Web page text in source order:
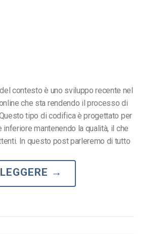
contesto è uno sviluppo recente nel
che sta rendendo il processo di
tipo di codifica è progettato per
mantenendo la qualità, il che
In questo post parleremo di tutto
→